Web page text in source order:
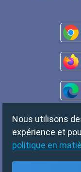
Nous utilisons
expérience et
politique en